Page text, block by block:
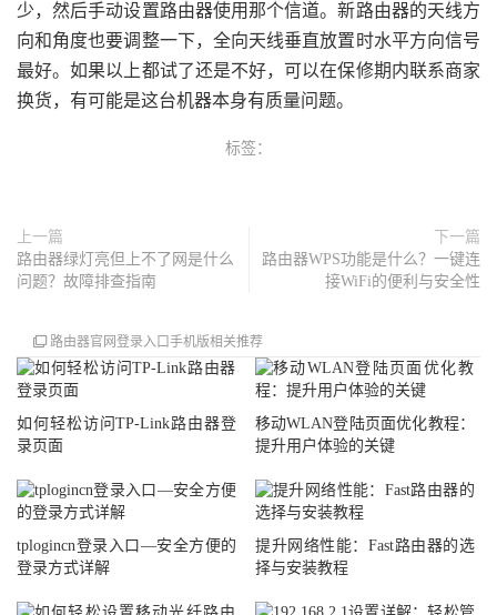
少，然后手动设置路由器使用那个信道。新路由器的天线方
向和角度也要调整一下，全向天线垂直放置时水平方向信号
最好。如果以上都试了还是不好，可以在保修期内联系商家
换货，有可能是这台机器本身有质量问题。
标签：
上一篇
路由器绿灯亮但上不了网是什么
问题？故障排查指南
下一篇
路由器WPS功能是什么？一键连
接WiFi的便利与安全性
路由器官网登录入口手机版相关推荐
如何轻松访问TP-Link路由器登
录页面
移动WLAN登陆页面优化教程：
提升用户体验的关键
tplogincn登录入口—安全方便的
登录方式详解
提升网络性能：Fast路由器的选
择与安装教程